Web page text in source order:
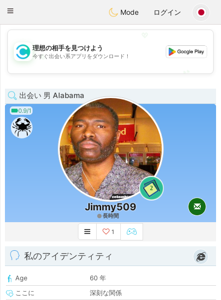
olombiaCitas
Toggle
Mode ログイン
💖
💕
理想の相手を見つけよう
今すぐ出会い系アプリをダウンロード！
出会い 男 Alabama
0.9/1
2
Jimmy509
長時間
1
私のアイデンティティ
Age
60 年
ここに
深刻な関係